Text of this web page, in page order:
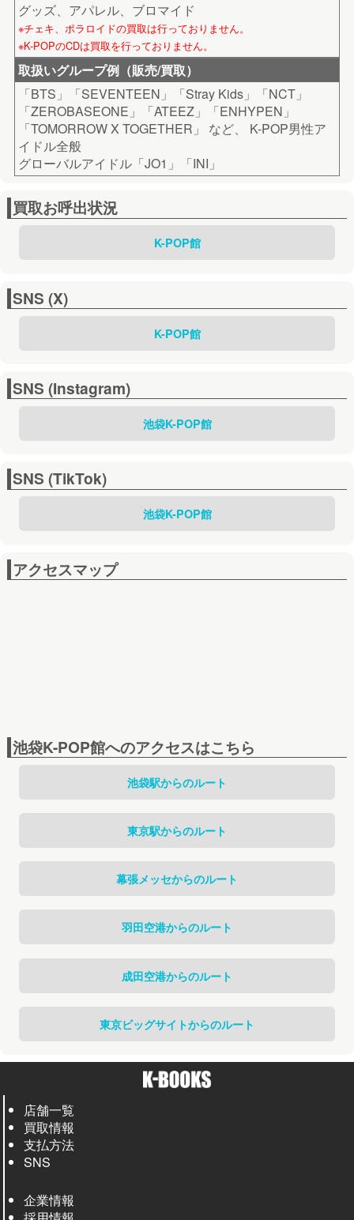
グッズ、アパレル、ブロマイド
※チェキ、ポラロイドの買取は行っておりません。
※K-POPのCDは買取を行っておりません。
取扱いグループ例（販売/買取）
「BTS」「SEVENTEEN」「Stray Kids」「NCT」
「ZEROBASEONE」「ATEEZ」「ENHYPEN」
「TOMORROW X TOGETHER」 など、 K-POP男性ア
イドル全般
グローバルアイドル「JO1」「INI」
買取お呼出状況
K-POP館
SNS (X)
K-POP館
SNS (Instagram)
池袋K-POP館
SNS (TikTok)
池袋K-POP館
アクセスマップ
池袋K-POP館へのアクセスはこちら
池袋駅からのルート
東京駅からのルート
幕張メッセからのルート
羽田空港からのルート
成田空港からのルート
東京ビッグサイトからのルート
店舗一覧
買取情報
支払方法
SNS
企業情報